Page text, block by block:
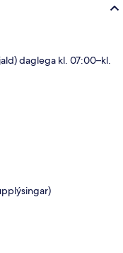
daglega kl. 07:00–kl.